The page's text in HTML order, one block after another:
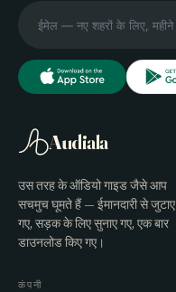
Audiala
उस तरह के ऑडियो गाइड जैसे आप
सचमुच घूमते हैं — ईमानदारी से जुटाए
गए, सड़क के लिए सुनाए गए, एक बार
डाउनलोड किए गए।
कंपनी